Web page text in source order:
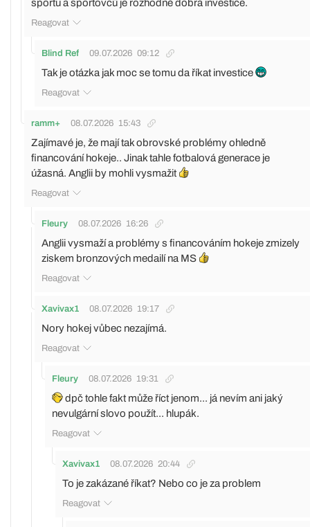
sportu a sportovců je rozhodně dobrá investice.
Reagovat
Blind Ref 09.07.2026 09:12
Tak je otázka jak moc se tomu da říkat investice
Reagovat
ramm+ 08.07.2026 15:43
Zajímavé je, že mají tak obrovské problémy ohledně
financování hokeje.. Jinak tahle fotbalová generace je
úžasná. Anglii by mohli vysmažit
Reagovat
Fleury 08.07.2026 16:26
Anglii vysmaží a problémy s financováním hokeje zmizely
ziskem bronzových medailí na MS
Reagovat
Xavivax1 08.07.2026 19:17
Nory hokej vůbec nezajímá.
Reagovat
Fleury 08.07.2026 19:31
dpč tohle fakt může říct jenom... já nevím ani jaký
nevulgární slovo použít... hlupák.
Reagovat
Xavivax1 08.07.2026 20:44
To je zakázané říkat? Nebo co je za problem
Reagovat